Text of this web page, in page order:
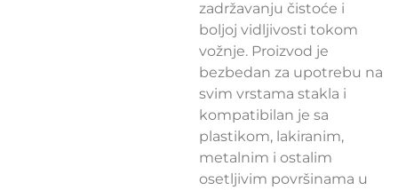
zadržavanju čistoće i
boljoj vidljivosti tokom
vožnje. Proizvod je
bezbedan za upotrebu na
svim vrstama stakla i
kompatibilan je sa
plastikom, lakiranim,
metalnim i ostalim
osetljivim površinama u